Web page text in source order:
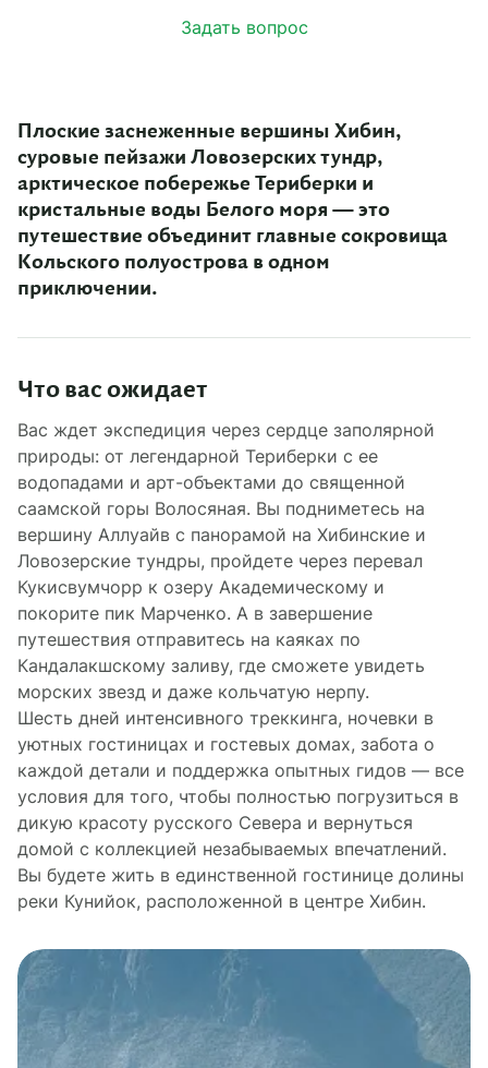
Плоские заснеженные вершины Хибин,
суровые пейзажи Ловозерских тундр,
арктическое побережье Териберки и
кристальные воды Белого моря — это
путешествие объединит главные сокровища
Кольского полуострова в одном
приключении.
Что вас ожидает
Вас ждет экспедиция через сердце заполярной
природы: от легендарной Териберки с ее
водопадами и арт-объектами до священной
саамской горы Волосяная. Вы подниметесь на
вершину Аллуайв с панорамой на Хибинские и
Ловозерские тундры, пройдете через перевал
Кукисвумчорр к озеру Академическому и
покорите пик Марченко. А в завершение
путешествия отправитесь на каяках по
Кандалакшскому заливу, где сможете увидеть
морских звезд и даже кольчатую нерпу.
Шесть дней интенсивного треккинга, ночевки в
уютных гостиницах и гостевых домах, забота о
каждой детали и поддержка опытных гидов — все
условия для того, чтобы полностью погрузиться в
дикую красоту русского Севера и вернуться
домой с коллекцией незабываемых впечатлений.
Вы будете жить в единственной гостинице долины
реки Кунийок, расположенной в центре Хибин.
Задать вопрос